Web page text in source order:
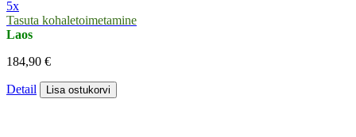
5x
Tasuta kohaletoimetamine
Laos
184,90 €
Detail Lisa ostukorvi